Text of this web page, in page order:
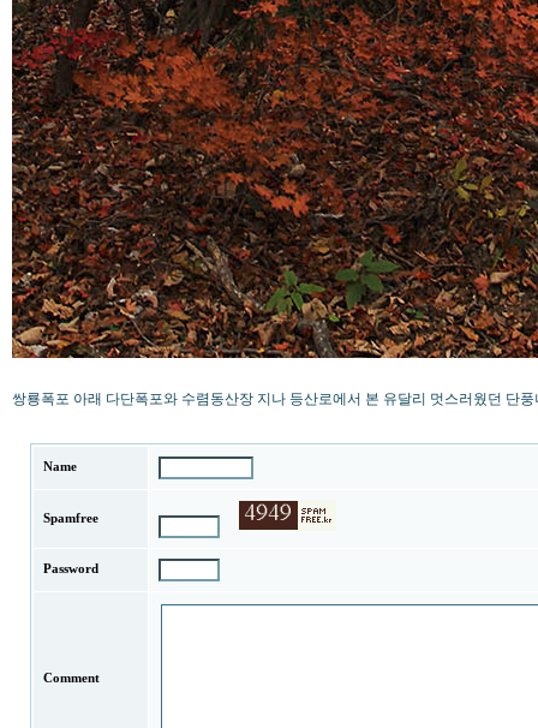
쌍룡폭포 아래 다단폭포와 수렴동산장 지나 등산로에서 본 유달리 멋스러웠던 단
Name
Spamfree
Password
Comment